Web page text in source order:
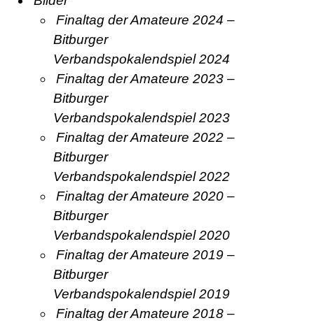
Finaltag der Amateure 2024 –
Bitburger
Verbandspokalendspiel 2024
Finaltag der Amateure 2023 –
Bitburger
Verbandspokalendspiel 2023
Finaltag der Amateure 2022 –
Bitburger
Verbandspokalendspiel 2022
Finaltag der Amateure 2020 –
Bitburger
Verbandspokalendspiel 2020
Finaltag der Amateure 2019 –
Bitburger
Verbandspokalendspiel 2019
Finaltag der Amateure 2018 –